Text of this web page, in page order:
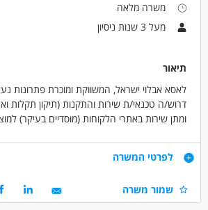
משרה מלאה
מעל 3 שנות ניסיון
תיאור
לאסא אבלוי ישראל, המשווקת ומוכרת פתרונות
דרוש/ה טכנאי/ת שירות והתקנות (תיקון תקלות
ומתן שירות באתרי הלקוחות (מוסדיים בעיקר)
התפקיד כולל רכב וכולל נסיעות בכל הארץ.
*רק פניות מתאימות תענינה
דרישות
ידע ויכולות טכניות גבוהות.
לפרטי המשרה
שמור משרה